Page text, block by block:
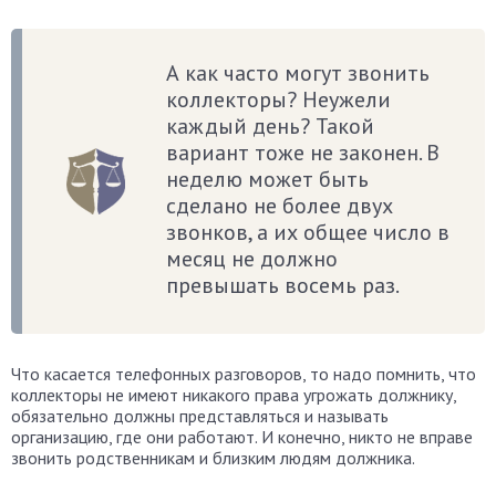
А как часто могут звонить
коллекторы? Неужели
каждый день? Такой
вариант тоже не законен. В
неделю может быть
сделано не более двух
звонков, а их общее число в
месяц не должно
превышать восемь раз.
Что касается телефонных разговоров, то надо помнить, что
коллекторы не имеют никакого права угрожать должнику,
обязательно должны представляться и называть
организацию, где они работают. И конечно, никто не вправе
звонить родственникам и близким людям должника.